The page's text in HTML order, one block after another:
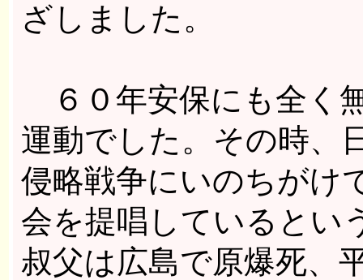
ざしました。
６０年安保にも全く
運動でした。その時、
侵略戦争にいのちがけ
会を提唱しているとい
叔父は広島で原爆死、